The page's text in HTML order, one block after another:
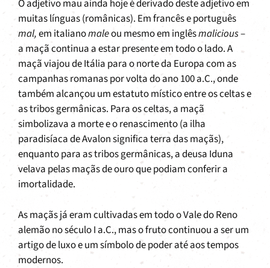
O adjetivo mau ainda hoje é derivado deste adjetivo em
muitas línguas (românicas). Em francês e português
mal,em italianomaleou mesmo em inglêsmalicious–
a maçã continua a estar presente em todo o lado. A
maçã viajou de Itália para o norte da Europa com as
campanhas romanas por volta do ano 100 a.C., onde
também alcançou um estatuto místico entre os celtas e
as tribos germânicas. Para os celtas, a maçã
simbolizava a morte e o renascimento (a ilha
paradisíaca de Avalon significa terra das maçãs),
enquanto para as tribos germânicas, a deusa Iduna
velava pelas maçãs de ouro que podiam conferir a
imortalidade.
As maçãs já eram cultivadas em todo o Vale do Reno
alemão no século I a.C., mas o fruto continuou a ser um
artigo de luxo e um símbolo de poder até aos tempos
modernos.